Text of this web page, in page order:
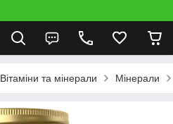
Вітаміни та мінерали Мінерали